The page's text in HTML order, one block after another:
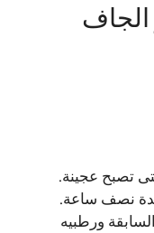
الجاف
تصبح عجينة.
نصف ساعة.
ورطبيه